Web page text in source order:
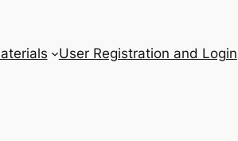
User Registration and Login